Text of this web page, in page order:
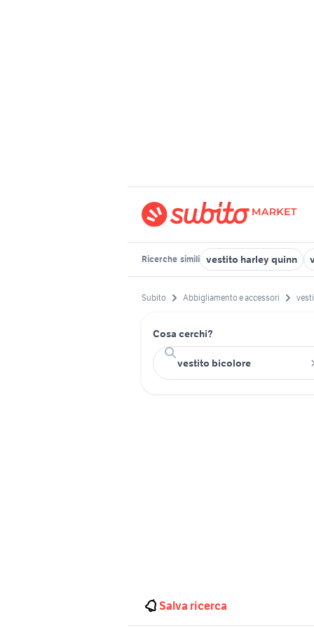
Ricerche simili vestito harley quinn
Subito Abbigliamento e accessori
Cosa cerchi?
Salva ricerca